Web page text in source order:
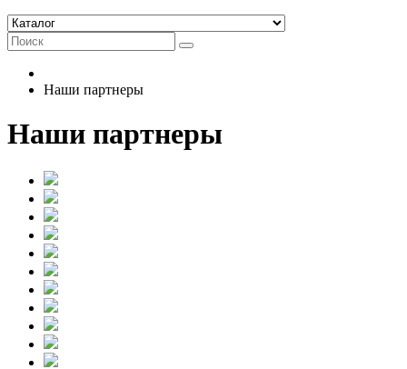
Наши партнеры
Наши партнеры